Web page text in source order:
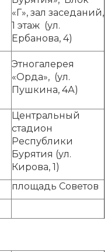
«Г», зал заседаний,
1 этаж (ул.
Ербанова, 4)
Этногалерея
«Орда», (ул.
Пушкина, 4А)
Центральный
стадион
Республики
Бурятия (ул.
Кирова, 1)
площадь Советов